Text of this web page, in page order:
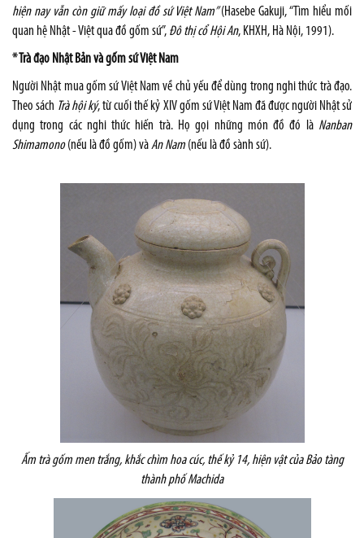
hiện nay vẫn còn giữ mấy loại đồ sứ Việt Nam”(Hasebe Gakuji, “Tìm hiểu mối
quan hệ Nhật - Việt qua đồ gốm sứ”, Ðô thị cổ Hội An, KHXH, Hà Nội, 1991).
* Trà đạo Nhật Bản và gốm sứ Việt Nam
Người Nhật mua gốm sứ Việt Nam về chủ yếu để dùng trong nghi thức trà đạo.
Theo sách Trà hội ký, từ cuối thế kỷ XIV gốm sứ Việt Nam đã được người Nhật sử
dụng trong các nghi thức hiến trà. Họ gọi những món đồ đó là Nanban
Shimamono(nếu là đồ gốm) vàAn Nam(nếu là đồ sành sứ).
Ấm trà gốm men trắng, khắc chìm hoa cúc, thế kỷ 14, hiện vật của Bảo tàng
thành phố Machida